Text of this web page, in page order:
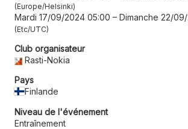
Europe/Helsinki
Mardi 17/09/2024 05:00 – Dimanche 22/
Etc/UTC
Club organisateur
Rasti-Nokia
Pays
Finlande
Niveau de l'événement
Entraînement